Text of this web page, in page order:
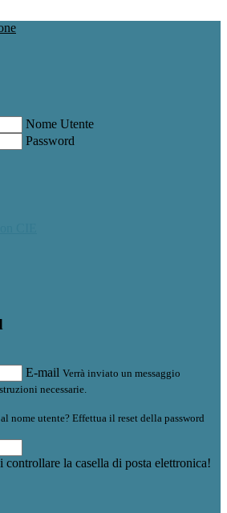
Nome Utente
Password
E-mail Verrà inviato un messaggio
necessarie.
nome utente? Effettua il reset della password
la casella di posta elettronica!